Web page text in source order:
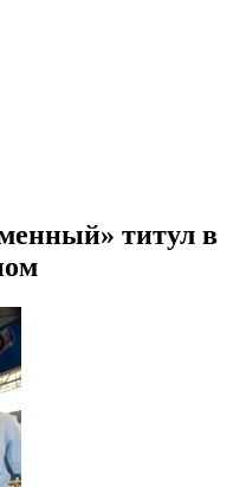
титул в